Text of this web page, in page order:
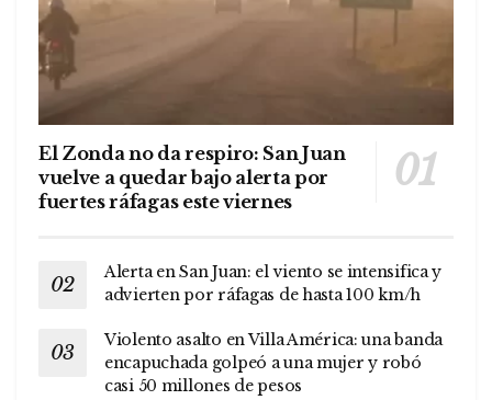
El Zonda no da respiro: San Juan
vuelve a quedar bajo alerta por
fuertes ráfagas este viernes
Alerta en San Juan: el viento se intensifica y
advierten por ráfagas de hasta 100 km/h
Violento asalto en Villa América: una banda
encapuchada golpeó a una mujer y robó
casi 50 millones de pesos